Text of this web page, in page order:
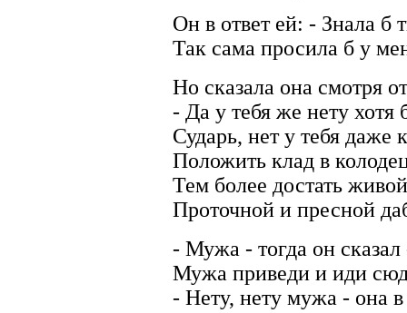
Он в ответ ей: - Знала б
Так сама просила б у
Но сказала она смотря
- Да у тебя же нету хотя
Сударь, нет у тебя даже
Положить клад в
Тем более достать
Проточной и пресной
- Мужа - тогда он сказал
Мужа приведи и иди
- Нету, нету мужа - она в